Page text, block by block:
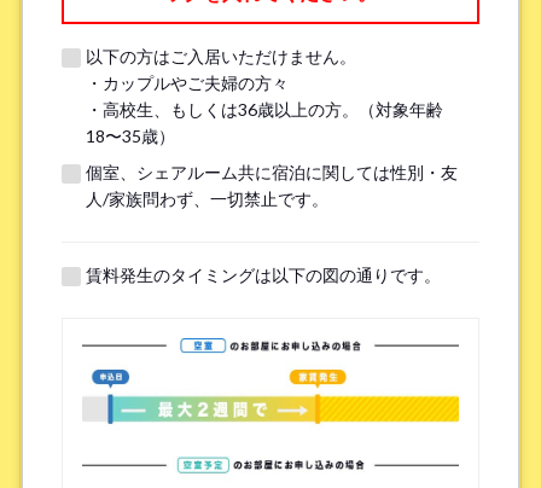
勤務先名、学校名 *
※無職の方は無しとご記入ください
提携機関 ※以下の提携機関に所属されている方はお選び下さい。
ボーダレスハウスを知ったきっかけ *
検索エンジン（Google／Yahoo! など）
以下の方はご入居いただけません。
・カップルやご夫婦の方々
・高校生、もしくは36歳以上の方。（対象年齢
18〜35歳）
個室、シェアルーム共に宿泊に関しては性別・友
人/家族問わず、一切禁止です。
賃料発生のタイミングは以下の図の通りです。